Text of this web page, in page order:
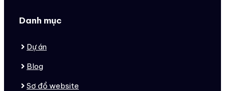
Danh mục
Dự án
Blog
Sơ đồ website